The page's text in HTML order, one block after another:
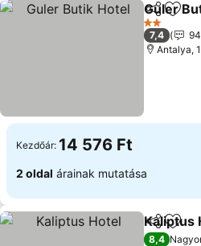
Guler
2 Kategória
7,4
Antalya,
Kezdőár: 14 576 Ft
2 oldal árainak mutatása
Kaliptus
8,4